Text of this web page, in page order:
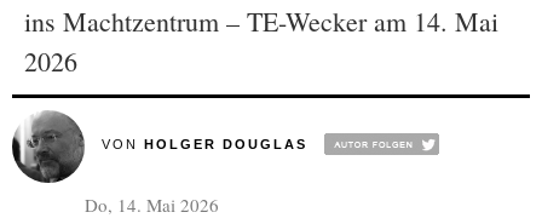
ins Machtzentrum – TE-Wecker am 14. Mai
2026
VON HOLGER DOUGLAS
Do, 14. Mai 2026